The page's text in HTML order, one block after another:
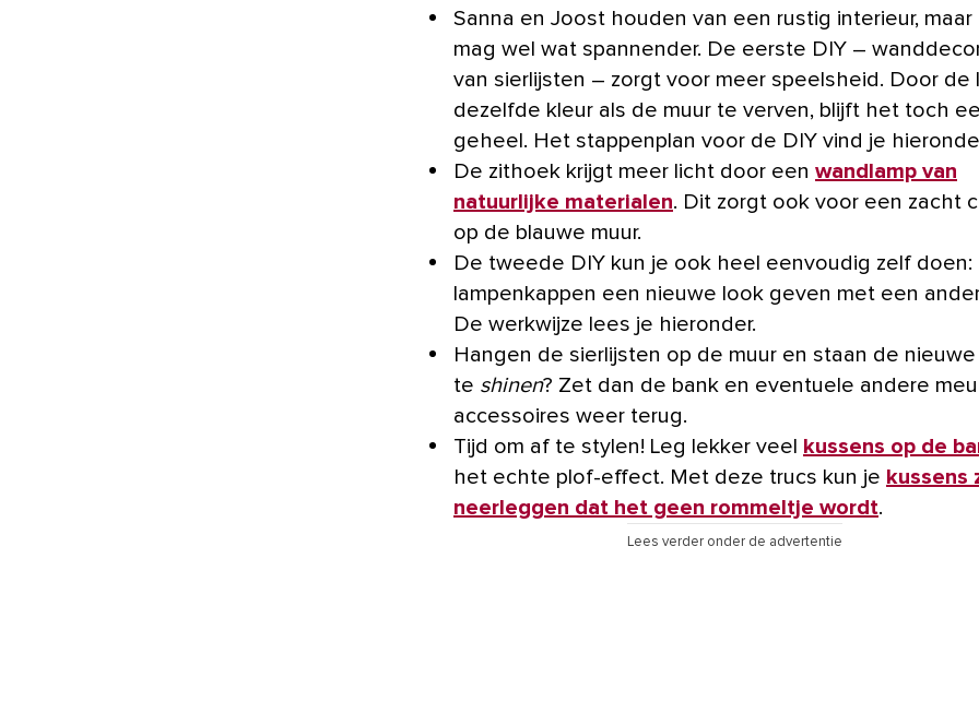
Sanna en Joost houden van een rustig interieur,
mag wel wat spannender. De eerste DIY –
van sierlijsten – zorgt voor meer speelsheid. Door de
dezelfde kleur als de muur te verven, blijft het toch
geheel. Het stappenplan voor de DIY vind je
De zithoek krijgt meer licht door een wandlamp van
natuurlijke materialen. Dit zorgt ook voor een zacht
op de blauwe muur.
De tweede DIY kun je ook heel eenvoudig zelf doen:
lampenkappen een nieuwe look geven met een
De werkwijze lees je hieronder.
Hangen de sierlijsten op de muur en staan de
te shinen? Zet dan de bank en eventuele andere
accessoires weer terug.
Tijd om af te stylen! Leg lekker veel kussens op de
het echte plof-effect. Met deze trucs kun je kussens
neerleggen dat het geen rommeltje wordt.
Lees verder onder de advertentie